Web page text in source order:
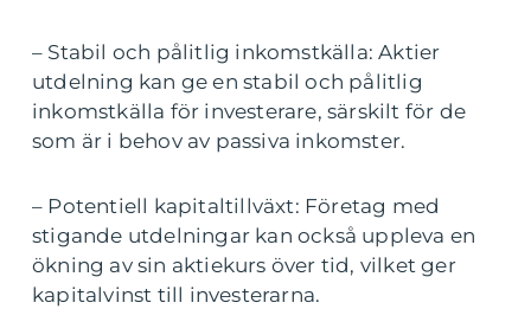
– Stabil och pålitlig inkomstkälla: Aktier
utdelning kan ge en stabil och pålitlig
inkomstkälla för investerare, särskilt för de
som är i behov av passiva inkomster.
– Potentiell kapitaltillväxt: Företag med
stigande utdelningar kan också uppleva en
ökning av sin aktiekurs över tid, vilket ger
kapitalvinst till investerarna.